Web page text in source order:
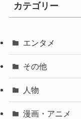
ブ
カテゴリー
エンタメ
その他
人物
漫画・アニメ